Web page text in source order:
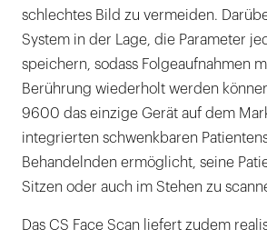
schlechtes Bild zu vermeiden.
System in der Lage, die Parameter
speichern, sodass Folgeaufnahmen
Berührung wiederholt werden
9600 das einzige Gerät auf dem
integrierten schwenkbaren
Behandelnden ermöglicht, seine
Sitzen oder auch im Stehen zu
Das CS Face Scan liefert zudem